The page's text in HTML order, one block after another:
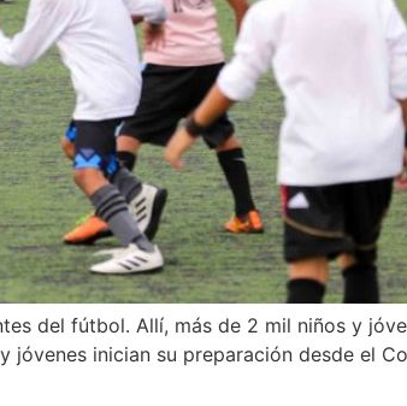
del fútbol. Allí, más de 2 mil niños y
inician su preparación desde el